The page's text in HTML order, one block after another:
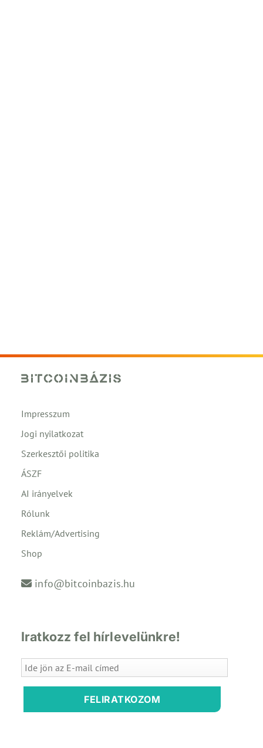
Impresszum
Jogi nyilatkozat
Szerkesztői politika
ÁSZF
AI irányelvek
Rólunk
Reklám/Advertising
Shop
info@bitcoinbazis.hu
Iratkozz fel hírlevelünkre!
FELIRATKOZOM